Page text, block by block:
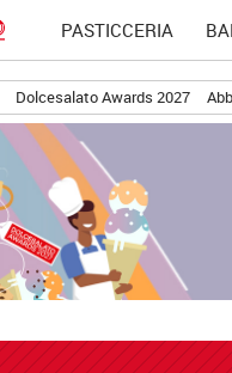
PASTICCERIA
Dolcesalato Awards 2027